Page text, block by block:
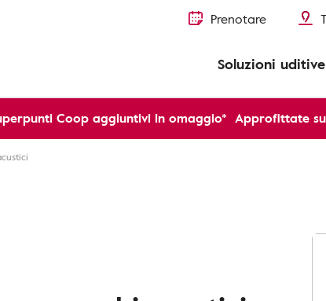
Prenotare
Soluzioni uditive
Coop aggiuntivi in omaggio* Approfittate